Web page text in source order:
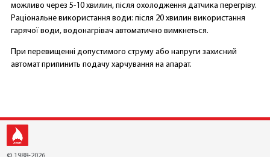
можливо через 5-10 хвилин, після охолодження датчика перегріву.
Раціональне використання води: після 20 хвилин використання
гарячої води, водонагрівач автоматично вимкнеться.
При перевищенні допустимого струму або напруги захисний
автомат припинить подачу харчування на апарат.
© 1988-2026